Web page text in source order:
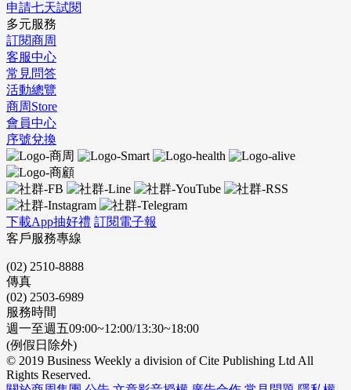
申請七天試閱
多元服務
訂閱商周
客服中心
常見問答
活動總覽
商周Store
會員中心
序號兌換
下載App抽好禮 訂閱電子報
客戶服務專線
(02) 2510-8888
傳真
(02) 2503-6989
服務時間
週一至週五09:00~12:00/13:30~18:00
(例假日除外)
© 2019 Business Weekly a division of Cite Publishing Ltd All
Rights Reserved.